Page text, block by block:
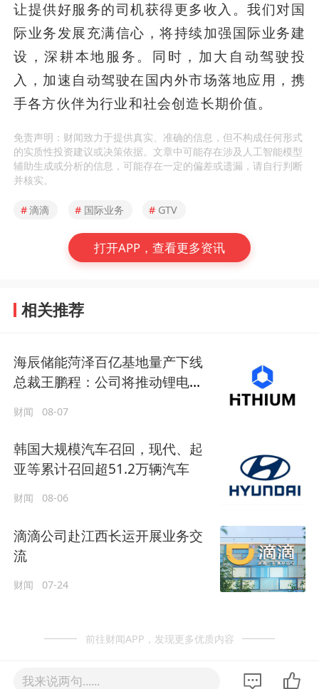
让提供好服务的司机获得更多收入。我们对国
际业务发展充满信心，将持续加强国际业务建
设，深耕本地服务。同时，加大自动驾驶投
入，加速自动驾驶在国内外市场落地应用，携
手各方伙伴为行业和社会创造长期价值。
免责声明：财闻致力于提供真实、准确的信息，但不构成任何形式
的实质性投资建议或决策依据。文章中可能存在涉及人工智能模型
辅助生成或分析的信息，可能存在一定的偏差或遗漏，请自行判断
并核实。
#滴滴 # 国际业务 # GTV
打开APP，查看更多资讯
相关推荐
海辰储能菏泽百亿基地量产下线
总裁王鹏程：公司将推动锂电长
财闻 08-07
韩国大规模汽车召回，现代、起
亚等累计召回超51.2万辆汽车
财闻 08-06
滴滴公司赴江西长运开展业务交
流
财闻 07-24
前往财闻APP，发现更多优质内容
我来说两句......